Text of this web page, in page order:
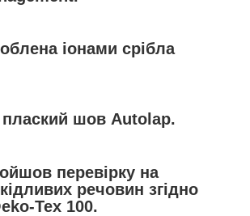
іонами срібла
шов Autolap.
перевірку на
речовин згідно
Tex 100.